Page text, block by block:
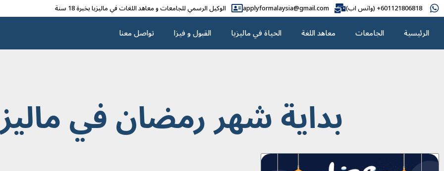
601121806818+ (واتس اب) applyformalaysia@gmail.com الوکیل الرسمي للجامعات و معاهد اللغات في مالیزیا بخبرة 18 سنة
الرئيسية الجامعات معاهد اللغة الحياة في ماليزيا القبول و فیزا تواصل معنا
بداية شهر رمضان في